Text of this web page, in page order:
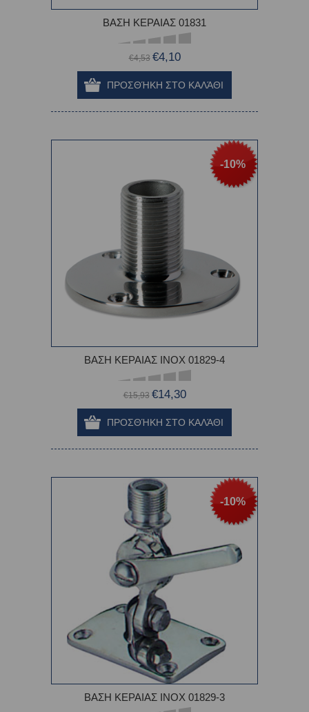
ΒΑΣΗ ΚΕΡΑΙΑΣ 01831
€4,53 €4,10
-10%
ΒΑΣΗ ΚΕΡΑΙΑΣ INOX 01829-4
€15,93 €14,30
-10%
ΒΑΣΗ ΚΕΡΑΙΑΣ ΙΝΟΧ 01829-3